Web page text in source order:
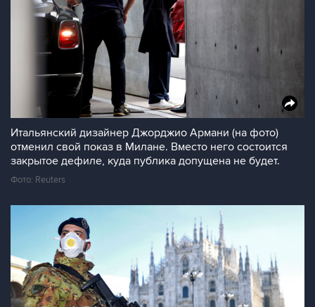
Итальянский дизайнер Джорджио Армани (на фото)
отменил свой показ в Милане. Вместо него состоится
закрытое дефиле, куда публика допущена не будет.
Фото: Reuters